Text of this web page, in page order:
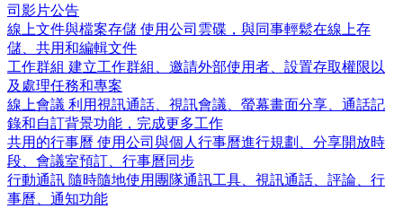
司影片公告
線上文件與檔案存儲 使用公司雲碟，與同事輕鬆在線上存
儲、共用和編輯文件
工作群組 建立工作群組、邀請外部使用者、設置存取權限以
及處理任務和專案
線上會議 利用視訊通話、視訊會議、螢幕畫面分享、通話記
錄和自訂背景功能，完成更多工作
共用的行事曆 使用公司與個人行事曆進行規劃、分享開放時
段、會議室預訂、行事曆同步
行動通訊 隨時隨地使用團隊通訊工具、視訊通話、評論、行
事曆、通知功能